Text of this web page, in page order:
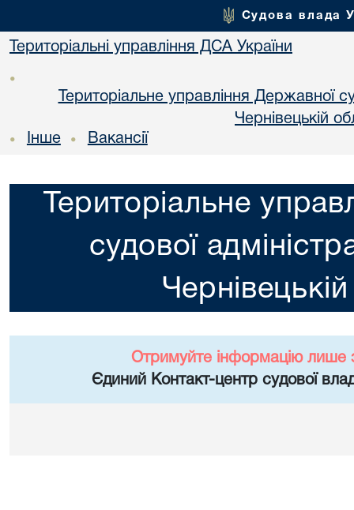
Судова влада
Територіальні управління ДСА України
•
Територіальне управління Державної
Чернiвецькій
• Інше • Вакансії
Територіальне
судової
Отримуйте інформацію лише
Єдиний Контакт-центр судової